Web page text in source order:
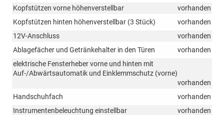
Kopfstützen vorne höhenverstellbar
vorhanden
Kopfstützen hinten höhenverstellbar (3 Stück)
vorhanden
12V-Anschluss
vorhanden
Ablagefächer und Getränkehalter in den Türen
vorhanden
elektrische Fensterheber vorne und hinten mit
Auf-/Abwärtsautomatik und Einklemmschutz (vorne)
vorhanden
Handschuhfach
vorhanden
Instrumentenbeleuchtung einstellbar
vorhanden